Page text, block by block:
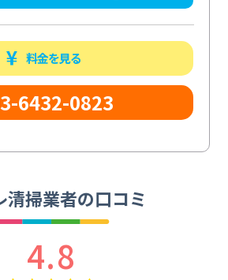
料金を見る
6432-0823
清掃業者の口コミ
4.8